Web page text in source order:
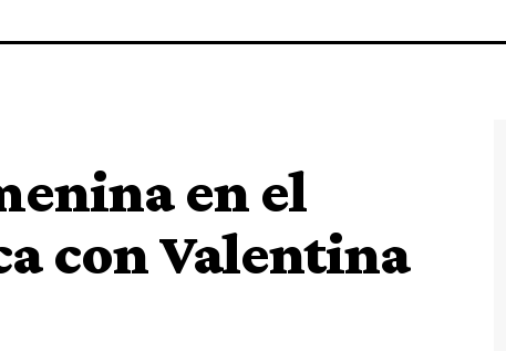
en el
con Valentina